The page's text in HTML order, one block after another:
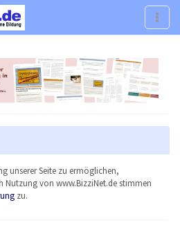
unserer Seite zu ermöglichen,
Nutzung von www.BizziNet.de stimmen
zu.